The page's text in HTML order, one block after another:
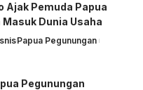
Ajak Pemuda Papua
Dunia Usaha
Papua Pegunungan
Pegunungan